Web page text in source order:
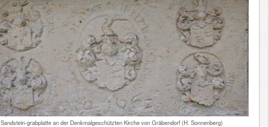
Sandstein-grabplatte an der Denkmalgeschützten Kirche von Gräbendorf (H. Sonnenberg)